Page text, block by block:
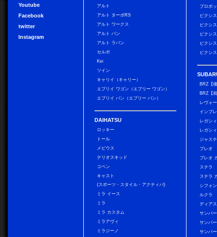
Youtube
Facebook
twitter
Instagram
アルト
アルト ターボRS
アルト ワークス
アルト バン
アルト ラパン
セルボ
Kei
ツイン
キャリイ（キャリー）
エブリイ ワゴン（エブリー ワゴン）
エブリイ バン（エブリー バン）
DAIHATSU
ロッキー
トール
メビウス
テリオスキッド
コペン
キャスト
(スポーツ・スタイル・アクティバ)
ミラ イース
ミラ
ミラ カスタム
ミラアヴィ
ミラジーノ
プロボ
ピクシ
ピクシ
ピクシ
ピクシ
ピクシ
BRZ【
BRZ【
レヴォ
インプ
レガシ
レガシ
ジャス
プレオ
プレオ
ステラ
ステラ
シフォ
ルクラ
ディア
サンバ
サンバ
サンバ